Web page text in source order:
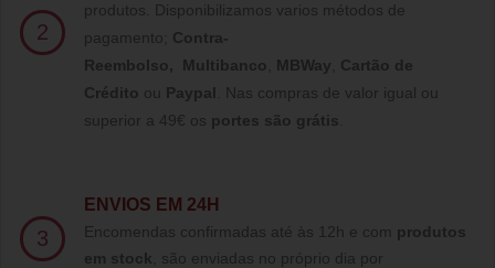
2
produtos. Disponibilizamos varios métodos de
pagamento; Contra-
Reembolso, Multibanco MBWay
Cartão de
Crédito ou Paypal
Nas compras de valor igual ou
superior a 49€ os portes são grátis
3
ENVIOS EM 24H
Encomendas confirmadas até às 12h e com produtos
em stock , são enviadas no próprio dia por